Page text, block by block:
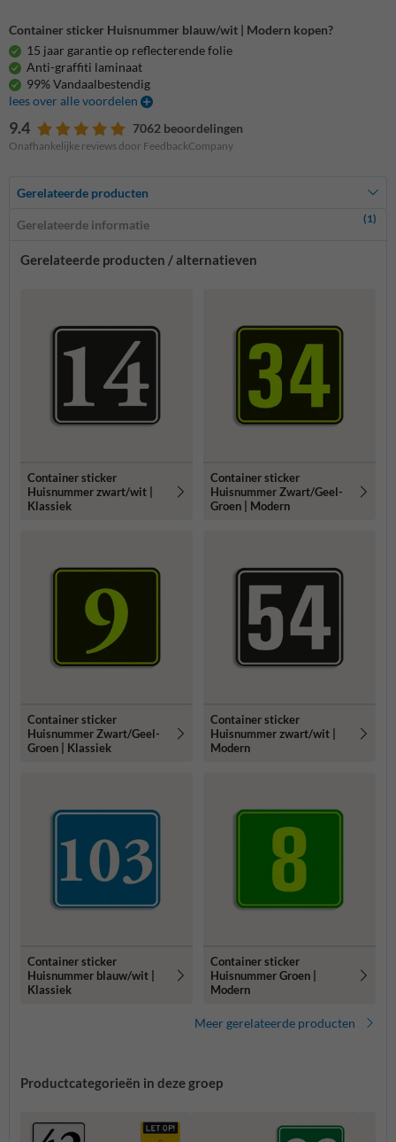
Container sticker Huisnummer blauw/wit | Modern kopen?
15 jaar garantie op reflecterende folie
Anti-graffiti laminaat
99% Vandaalbestendig
lees over alle voordelen
9.4 7062 beoordelingen
Onafhankelijke reviews door FeedbackCompany
Gerelateerde producten
Gerelateerde informatie (1)
Gerelateerde producten / alternatieven
Container sticker
Huisnummer zwart/wit |
Klassiek
Container sticker
Huisnummer Zwart/Geel-
Groen | Modern
Container sticker
Huisnummer Zwart/Geel-
Groen | Klassiek
Container sticker
Huisnummer zwart/wit |
Modern
Container sticker
Huisnummer blauw/wit |
Klassiek
Container sticker
Huisnummer Groen |
Modern
Meer gerelateerde producten
Productcategorieën in deze groep